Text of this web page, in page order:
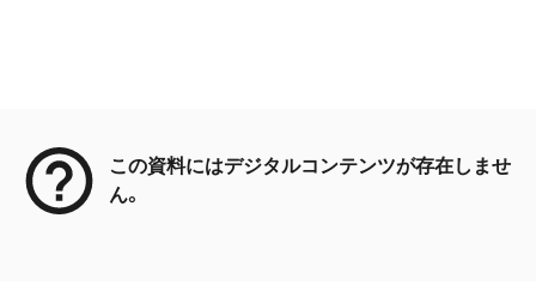
この資料にはデジタルコンテンツが存在しませ
ん。